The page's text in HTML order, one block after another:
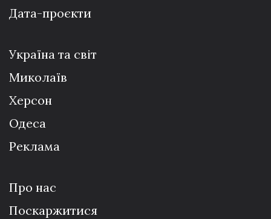
Дата-проєкти
Україна та світ
Миколаїв
Херсон
Одеса
Реклама
Про нас
Поскаржитися